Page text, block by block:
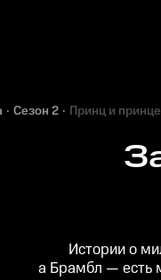
Сезон 2 Принц и
Истории о
а Брамбл — есть